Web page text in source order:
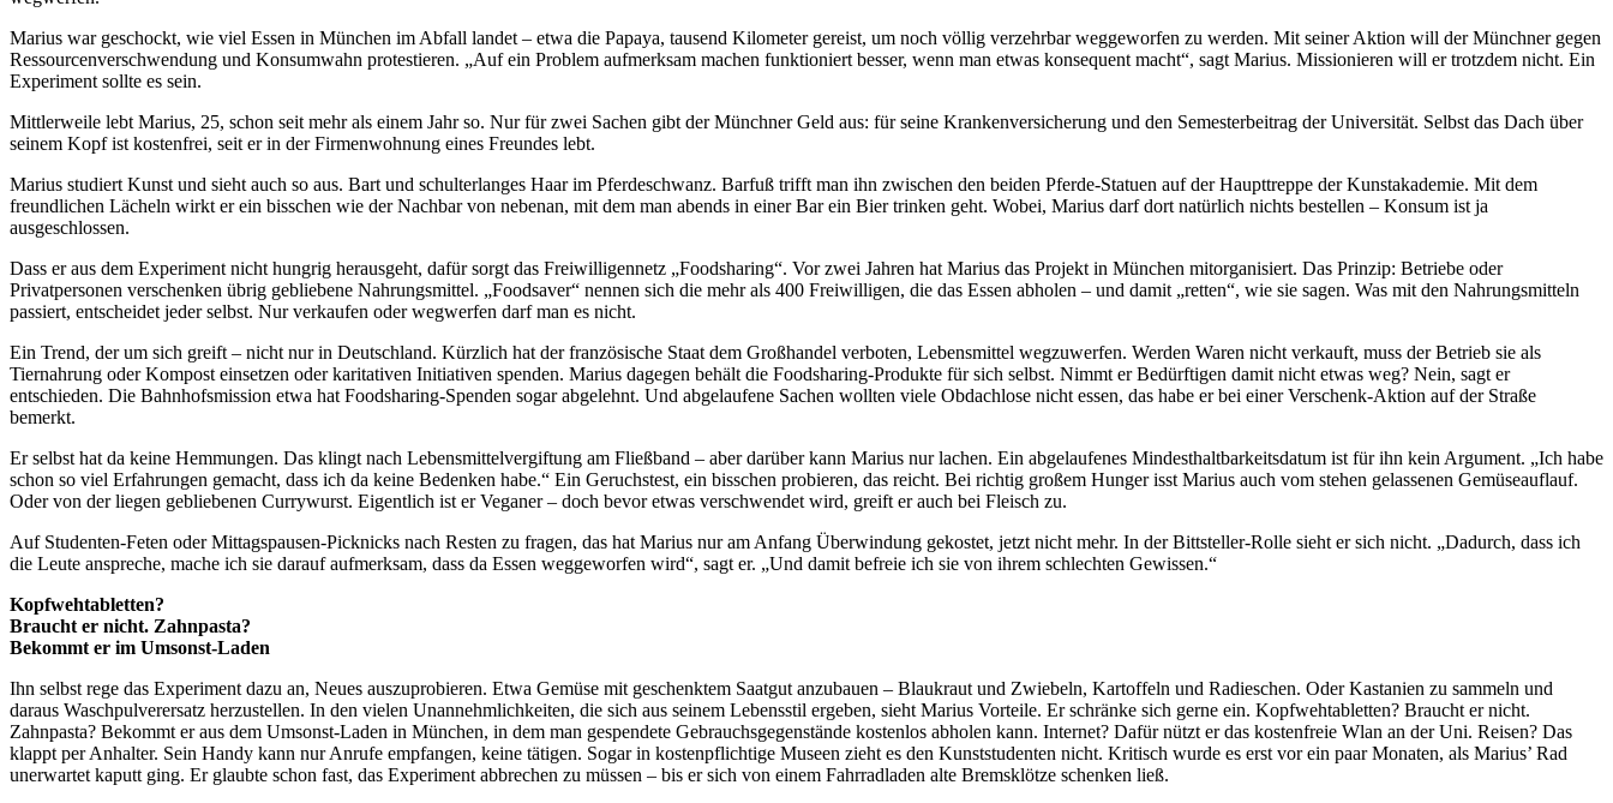
Marius war geschockt, wie viel Essen in München im Abfall landet – etwa die Papaya, tausend Kilometer gereist, um noch völlig verzehrbar weggeworfen zu werden. Mit seiner Aktion will der Münchner gegen
Ressourcenverschwendung und Konsumwahn protestieren. „Auf ein Problem aufmerksam machen funktioniert besser, wenn man etwas konsequent macht“, sagt Marius. Missionieren will er trotzdem nicht. Ein
Experiment sollte es sein.
Mittlerweile lebt Marius, 25, schon seit mehr als einem Jahr so. Nur für zwei Sachen gibt der Münchner Geld aus: für seine Krankenversicherung und den Semesterbeitrag der Universität. Selbst das Dach über
seinem Kopf ist kostenfrei, seit er in der Firmenwohnung eines Freundes lebt.
Marius studiert Kunst und sieht auch so aus. Bart und schulterlanges Haar im Pferdeschwanz. Barfuß trifft man ihn zwischen den beiden Pferde-Statuen auf der Haupttreppe der Kunstakademie. Mit dem
freundlichen Lächeln wirkt er ein bisschen wie der Nachbar von nebenan, mit dem man abends in einer Bar ein Bier trinken geht. Wobei, Marius darf dort natürlich nichts bestellen – Konsum ist ja
ausgeschlossen.
Dass er aus dem Experiment nicht hungrig herausgeht, dafür sorgt das Freiwilligennetz „Foodsharing“. Vor zwei Jahren hat Marius das Projekt in München mitorganisiert. Das Prinzip: Betriebe oder
Privatpersonen verschenken übrig gebliebene Nahrungsmittel. „Foodsaver“ nennen sich die mehr als 400 Freiwilligen, die das Essen abholen – und damit „retten“, wie sie sagen. Was mit den Nahrungsmitteln
passiert, entscheidet jeder selbst. Nur verkaufen oder wegwerfen darf man es nicht.
Ein Trend, der um sich greift – nicht nur in Deutschland. Kürzlich hat der französische Staat dem Großhandel verboten, Lebensmittel wegzuwerfen. Werden Waren nicht verkauft, muss der Betrieb sie als
Tiernahrung oder Kompost einsetzen oder karitativen Initiativen spenden. Marius dagegen behält die Foodsharing-Produkte für sich selbst. Nimmt er Bedürftigen damit nicht etwas weg? Nein, sagt er
entschieden. Die Bahnhofsmission etwa hat Foodsharing-Spenden sogar abgelehnt. Und abgelaufene Sachen wollten viele Obdachlose nicht essen, das habe er bei einer Verschenk-Aktion auf der Straße
bemerkt.
Er selbst hat da keine Hemmungen. Das klingt nach Lebensmittelvergiftung am Fließband – aber darüber kann Marius nur lachen. Ein abgelaufenes Mindesthaltbarkeitsdatum ist für ihn kein Argument. „Ich habe
schon so viel Erfahrungen gemacht, dass ich da keine Bedenken habe.“ Ein Geruchstest, ein bisschen probieren, das reicht. Bei richtig großem Hunger isst Marius auch vom stehen gelassenen Gemüseauflauf.
Oder von der liegen gebliebenen Currywurst. Eigentlich ist er Veganer – doch bevor etwas verschwendet wird, greift er auch bei Fleisch zu.
Auf Studenten-Feten oder Mittagspausen-Picknicks nach Resten zu fragen, das hat Marius nur am Anfang Überwindung gekostet, jetzt nicht mehr. In der Bittsteller-Rolle sieht er sich nicht. „Dadurch, dass ich
die Leute anspreche, mache ich sie darauf aufmerksam, dass da Essen weggeworfen wird“, sagt er. „Und damit befreie ich sie von ihrem schlechten Gewissen.“
Kopfwehtabletten?
Braucht er nicht. Zahnpasta?
Bekommt er im Umsonst-Laden
Ihn selbst rege das Experiment dazu an, Neues auszuprobieren. Etwa Gemüse mit geschenktem Saatgut anzubauen – Blaukraut und Zwiebeln, Kartoffeln und Radieschen. Oder Kastanien zu sammeln und
daraus Waschpulverersatz herzustellen. In den vielen Unannehmlichkeiten, die sich aus seinem Lebensstil ergeben, sieht Marius Vorteile. Er schränke sich gerne ein. Kopfwehtabletten? Braucht er nicht.
Zahnpasta? Bekommt er aus dem Umsonst-Laden in München, in dem man gespendete Gebrauchsgegenstände kostenlos abholen kann. Internet? Dafür nützt er das kostenfreie Wlan an der Uni. Reisen? Das
klappt per Anhalter. Sein Handy kann nur Anrufe empfangen, keine tätigen. Sogar in kostenpflichtige Museen zieht es den Kunststudenten nicht. Kritisch wurde es erst vor ein paar Monaten, als Marius’ Rad
unerwartet kaputt ging. Er glaubte schon fast, das Experiment abbrechen zu müssen – bis er sich von einem Fahrradladen alte Bremsklötze schenken ließ.